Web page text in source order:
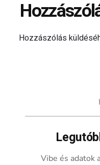
Hozzászólás
Vibe és adatok